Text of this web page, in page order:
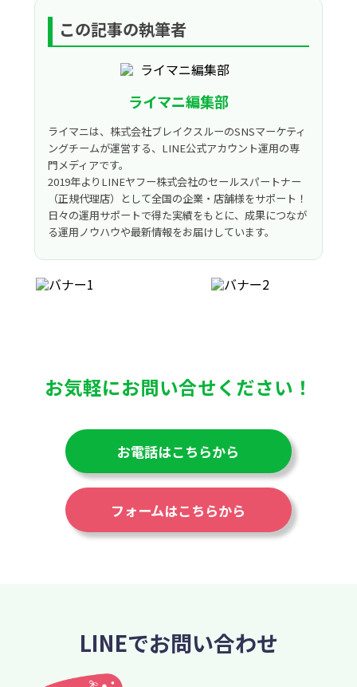
この記事の執筆者
ライマニ編集部
ライマニは、株式会社ブレイクスルーのSNSマーケティ
ングチームが運営する、LINE公式アカウント運用の専
門メディアです。
2019年よりLINEヤフー株式会社のセールスパートナー
（正規代理店）として全国の企業・店舗様をサポート！
日々の運用サポートで得た実績をもとに、成果につなが
る運用ノウハウや最新情報をお届けしています。
お気軽にお問い合せください！
お電話はこちらから
フォームはこちらから
LINEでお問い合わせ